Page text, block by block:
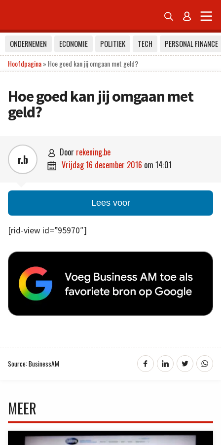
 
ONDERNEMEN ECONOMIE POLITIEK TECH
PERSONAL FINANCE
Hoofdpagina» Hoe goed kan jij omgaan met geld?
Hoe goed kan jij omgaan met
geld?
r.b  door rekening.be
 vrijdag 16 december 2016 om 14:01
Lees voor
[rid-view id=”95970″]
Source: BusinessAM
MEER